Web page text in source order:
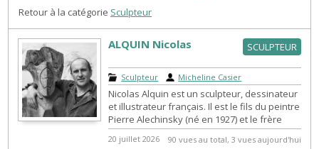
Retour à la catégorie Sculpteur
SCULPTEUR
ALQUIN Nicolas
Sculpteur Micheline Casier
Nicolas Alquin est un sculpteur, dessinateur
et illustrateur français. Il est le fils du peintre
Pierre Alechinsky (né en 1927) et le frère
cadet du poète et...
20 juillet 2026 90 vues au total, 3 vues aujourd'hui